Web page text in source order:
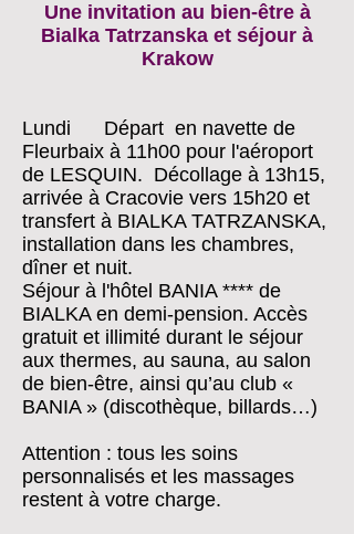
Une invitation au bien-être à
Bialka Tatrzanska et séjour à
Krakow
Lundi Départ en navette de
Fleurbaix à 11h00 pour l'aéroport
de LESQUIN. Décollage à 13h15,
arrivée à Cracovie vers 15h20 et
transfert à BIALKA TATRZANSKA,
installation dans les chambres,
dîner et nuit.
Séjour à l'hôtel BANIA **** de
BIALKA en demi-pension. Accès
gratuit et illimité durant le séjour
aux thermes, au sauna, au salon
de bien-être, ainsi qu’au club «
BANIA » (discothèque, billards…)
Attention : tous les soins
personnalisés et les massages
restent à votre charge.